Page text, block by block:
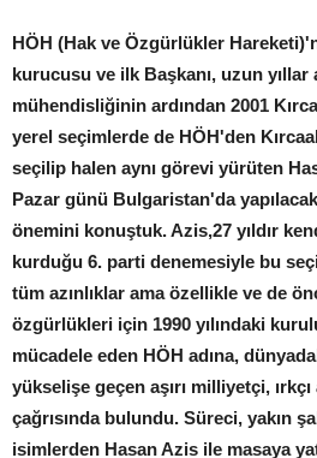
HÖH (Hak ve Özgürlükler
kurucusu ve ilk Başkanı, uzun
mühendisliğinin ardından 2001
yerel seçimlerde de HÖH'den
seçilip halen aynı görevi yürüten
Pazar günü Bulgaristan'da
önemini konuştuk. Azis,27 yıldır
kurduğu 6. parti denemesiyle bu
tüm azınlıklar ama özellikle ve de
özgürlükleri için 1990 yılındaki
mücadele eden HÖH adına,
yükselişe geçen aşırı milliyetçi,
çağrısında bulundu. Süreci, yakın
isimlerden Hasan Azis ile masaya